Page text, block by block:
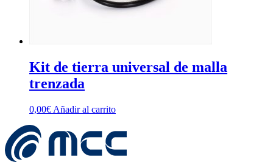
Kit de tierra universal de malla
trenzada
0,00€ Añadir al carrito